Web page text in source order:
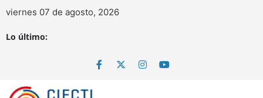
viernes 07 de agosto, 2026
Lo último: